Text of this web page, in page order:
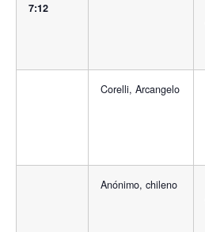
7:12
Corelli, Arcangelo
Anónimo, chileno